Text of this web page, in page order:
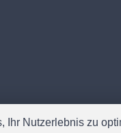
Nutzerlebnis zu